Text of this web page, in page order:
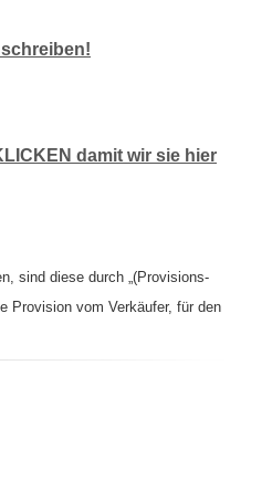
damit wir sie hier
sind diese durch „(Provisions-
Provision vom Verkäufer, für den